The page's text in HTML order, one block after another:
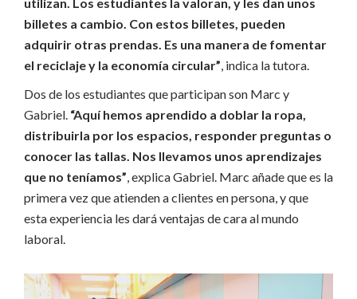
utilizan. Los estudiantes la valoran, y les dan unos
billetes a cambio. Con estos billetes, pueden
adquirir otras prendas. Es una manera de fomentar
el reciclaje y la economía circular”, indica la tutora.
Dos de los estudiantes que participan son Marc y
Gabriel. “Aquí hemos aprendido a doblar la ropa,
distribuirla por los espacios, responder preguntas o
conocer las tallas. Nos llevamos unos aprendizajes
que no teníamos”, explica Gabriel. Marc añade que es la
primera vez que atienden a clientes en persona, y que
esta experiencia les dará ventajas de cara al mundo
laboral.